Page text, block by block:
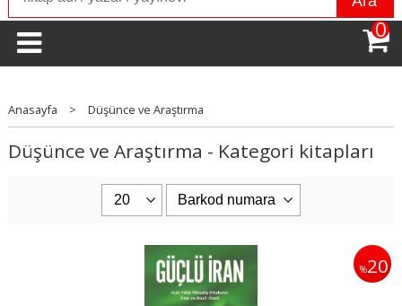
0
Anasayfa > Düşünce ve Araştırma
Düşünce ve Araştırma - Kategori kitapları
%20